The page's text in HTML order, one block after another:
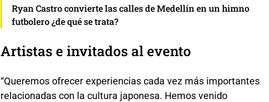
Ryan Castro convierte las calles de Medellín en un himno
futbolero ¿de qué se trata?
Artistas e invitados al evento
“Queremos ofrecer experiencias cada vez más importantes
relacionadas con la cultura japonesa. Hemos venido